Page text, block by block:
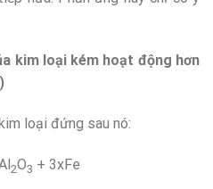
kim loại kém hoạt động hơn
loại đứng sau nó:
2O3 + 3xFe